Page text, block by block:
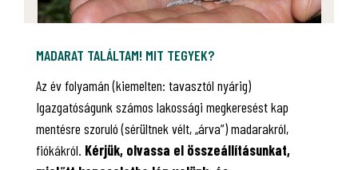
MADARAT TALÁLTAM! MIT TEGYEK?
Az év folyamán (kiemelten: tavasztól nyárig)
Igazgatóságunk számos lakossági megkeresést kap
mentésre szoruló (sérültnek vélt, „árva”) madarakról,
fiókákról. Kérjük, olvassa el összeállításunkat,